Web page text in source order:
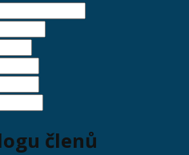
členů